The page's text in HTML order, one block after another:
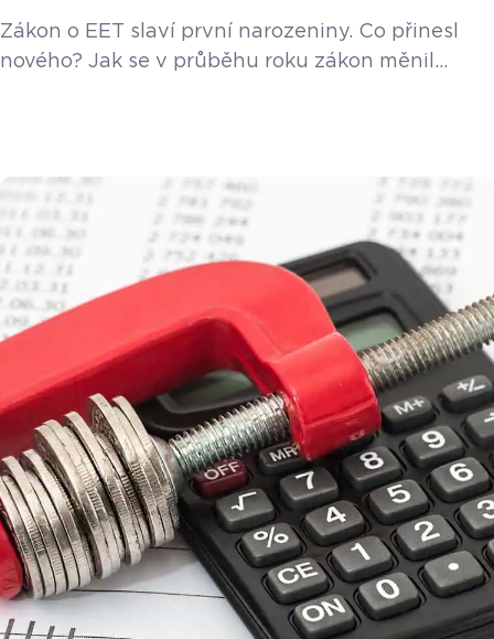
Zákon o EET slaví první narozeniny. Co přinesl
nového? Jak se v průběhu roku zákon měnil
sb. o Elektronické evidenci tržeb (EET). Co
přinesl nového? Jak se v průběhu roku zákon
měnil a jaké padly nejvyšší pokuty? Pojďme si rok
s EET […]